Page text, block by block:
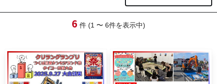
ラジコン重機大会「クリラングランプリ」
6 件 (1 〜 6件を表示中)